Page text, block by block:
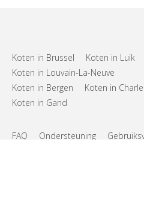
Koten in Brussel Koten in Luik
Koten in Louvain-La-Neuve
Koten in Bergen
Koten in
Koten in Gand
FAQ Ondersteuning